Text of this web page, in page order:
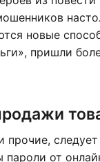
новые
пришли
пароли от